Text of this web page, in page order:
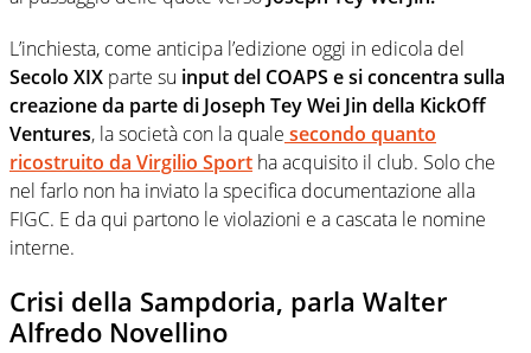
L’inchiesta, come anticipa l’edizione oggi in edicola del
Secolo XIX parte su input del COAPS e si concentra sulla
creazione da parte di Joseph Tey Wei Jin della KickOff
Ventures, la società con la quale secondo quanto
ricostruito da Virgilio Sport ha acquisito il club. Solo che
nel farlo non ha inviato la specifica documentazione alla
FIGC. E da qui partono le violazioni e a cascata le nomine
interne.
Crisi della Sampdoria, parla Walter
Alfredo Novellino